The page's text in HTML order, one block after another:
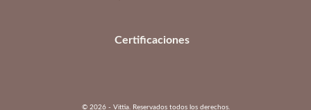
Certificaciones
© 2026 - Vittia. Reservados todos los derechos.